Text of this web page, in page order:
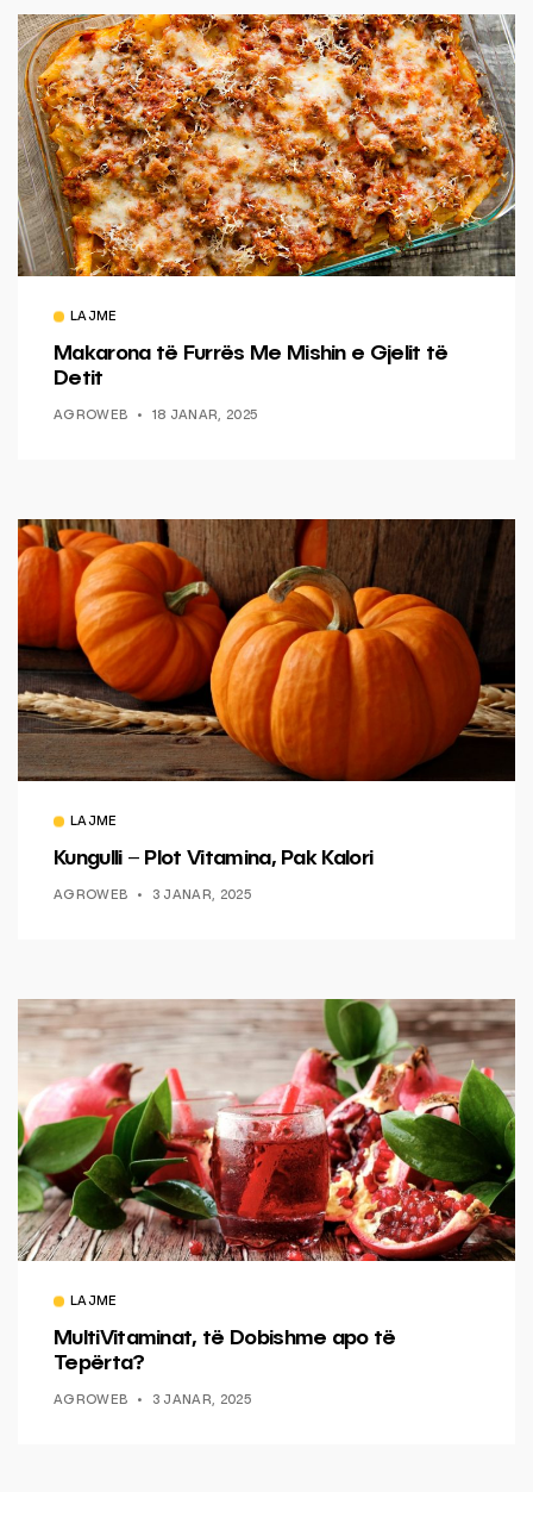
LAJME
Makarona të Furrës Me Mishin e Gjelit të
Detit
AGROWEB 18 JANAR, 2025
LAJME
Kungulli – Plot Vitamina, Pak Kalori
AGROWEB 3 JANAR, 2025
LAJME
MultiVitaminat, të Dobishme apo të
Tepërta?
AGROWEB 3 JANAR, 2025